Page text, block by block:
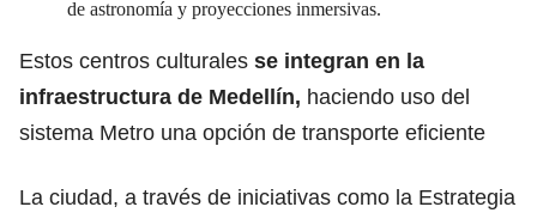
de astronomía y proyecciones inmersivas.
Estos centros culturales se integran en la
infraestructura de Medellín, haciendo uso del
sistema Metro una opción de transporte eficiente
La ciudad, a través de iniciativas como la Estrategia